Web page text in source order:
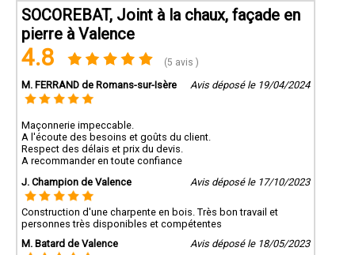
SOCOREBAT, Joint à la chaux, façade en
pierre à Valence
4.8 (5 avis )
M. FERRAND de Romans-sur-Isère Avis déposé le 19/04/2024
Maçonnerie impeccable.
A l'écoute des besoins et goûts du client.
Respect des délais et prix du devis.
A recommander en toute confiance
J. Champion de Valence
Avis déposé le 17/10/2023
Construction d'une charpente en bois. Très bon travail et
personnes très disponibles et compétentes
M. Batard de Valence
Avis déposé le 18/05/2023